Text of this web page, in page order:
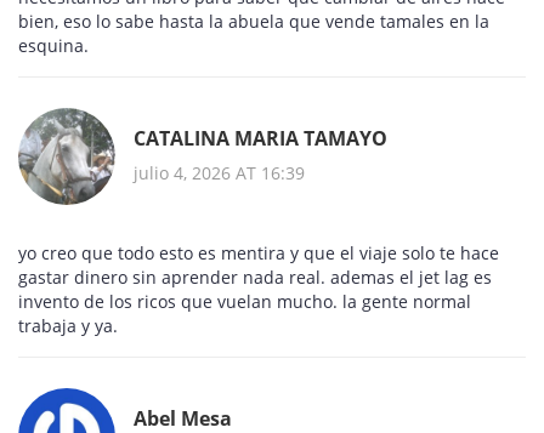
bien, eso lo sabe hasta la abuela que vende tamales en la
esquina.
CATALINA MARIA TAMAYO
julio 4, 2026 AT 16:39
yo creo que todo esto es mentira y que el viaje solo te hace
gastar dinero sin aprender nada real. ademas el jet lag es
invento de los ricos que vuelan mucho. la gente normal
trabaja y ya.
Abel Mesa